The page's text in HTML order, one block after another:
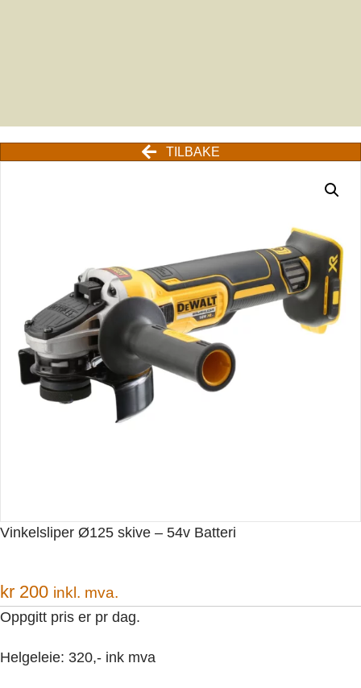
TILBAKE
Vinkelsliper Ø125 skive – 54v Batteri
kr 200 inkl. mva.
Oppgitt pris er pr dag.
Helgeleie: 320,- ink mva